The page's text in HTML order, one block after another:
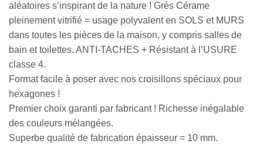
aléatoires s’inspirant de la nature ! Grès Cérame
pleinement vitrifié = usage polyvalent en SOLS et MURS
dans toutes les pièces de la maison, y compris salles de
bain et toilettes. ANTI-TACHES + Résistant à l’USURE
classe 4.
Format facile à poser avec nos croisillons spéciaux pour
hexagones !
Premier choix garanti par fabricant ! Richesse inégalable
des couleurs mélangées.
Superbe qualité de fabrication épaisseur = 10 mm.